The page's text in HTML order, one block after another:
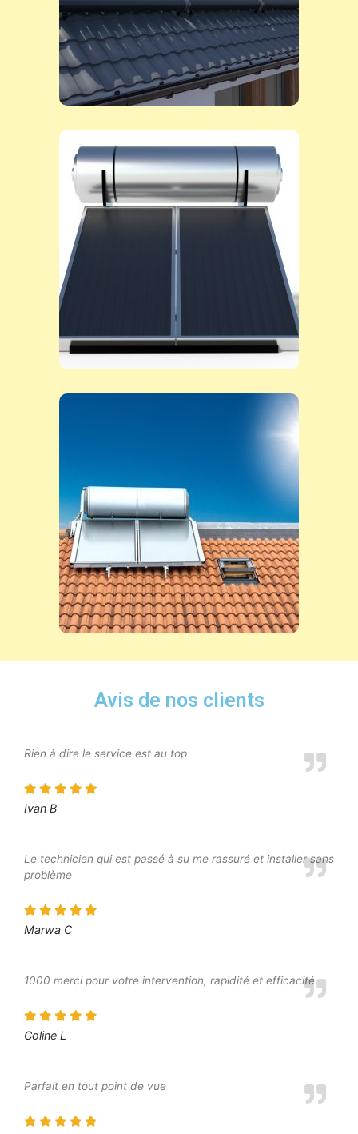
Avis de nos clients
Rien à dire le service est au top
Ivan B
Le technicien qui est passé à su me rassuré et installer sans
problème
Marwa C
1000 merci pour votre intervention, rapidité et efficacité
Coline L
Parfait en tout point de vue